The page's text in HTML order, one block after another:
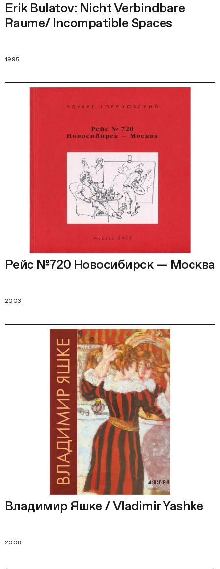
Erik Bulatov: Nicht Verbindbare
Raume/ Incompatible Spaces
1995
Рейс №720 Новосибирск — Москва
2003
Владимир Яшке / Vladimir Yashke
2008